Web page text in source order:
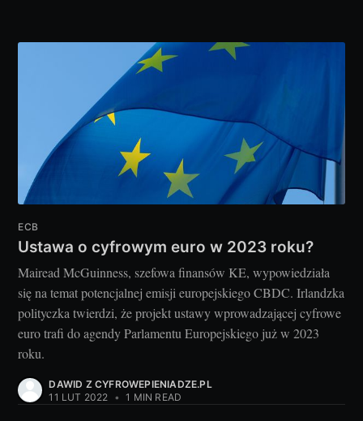
ECB
Ustawa o cyfrowym euro w 2023 roku?
Mairead McGuinness, szefowa finansów KE, wypowiedziała
się na temat potencjalnej emisji europejskiego CBDC. Irlandzka
polityczka twierdzi, że projekt ustawy wprowadzającej cyfrowe
euro trafi do agendy Parlamentu Europejskiego już w 2023
roku.
DAWID Z CYFROWEPIENIADZE.PL
11 LUT 2022 • 1 MIN READ